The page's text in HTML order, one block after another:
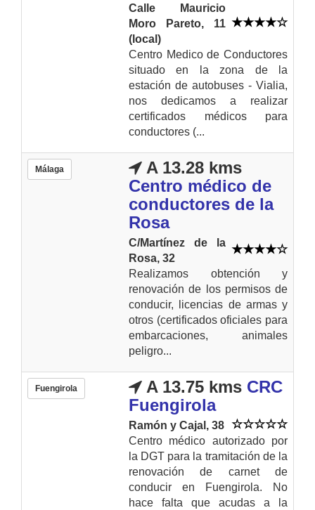
Calle Mauricio
Moro Pareto, 11
(local)
Centro Medico de Conductores
situado en la zona de la
estación de autobuses - Vialia,
nos dedicamos a realizar
certificados médicos para
conductores (...
Málaga
A 13.28 kms
Centro médico de
conductores de la
Rosa
C/Martínez de la
Rosa, 32
Realizamos obtención y
renovación de los permisos de
conducir, licencias de armas y
otros (certificados oficiales para
embarcaciones, animales
peligro...
Fuengirola A 13.75 kms CRC
Fuengirola
Ramón y Cajal, 38
Centro médico autorizado por
la DGT para la tramitación de la
renovación de carnet de
conducir en Fuengirola. No
hace falta que acudas a la